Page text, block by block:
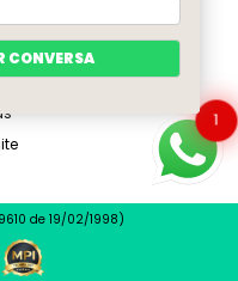
de 19/02/1998)
1
CONVERSA